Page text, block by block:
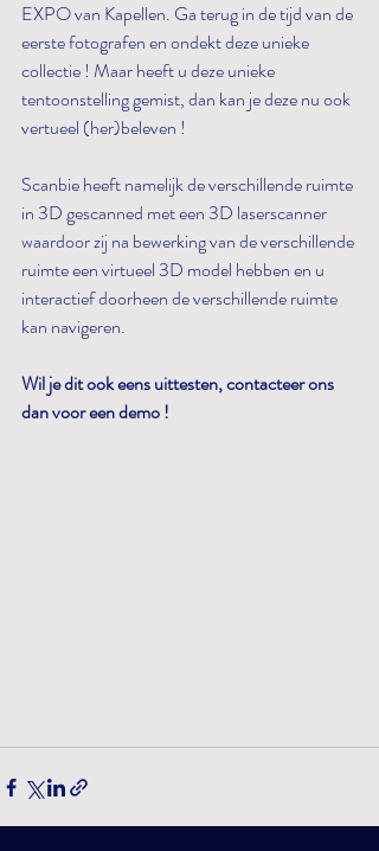
EXPO van Kapellen. Ga terug in de tijd van de
eerste fotografen en ondekt deze unieke
collectie ! Maar heeft u deze unieke
tentoonstelling gemist, dan kan je deze nu ook
vertueel (her)beleven !
Scanbie heeft namelijk de verschillende ruimte
in 3D gescanned met een 3D laserscanner
waardoor zij na bewerking van de verschillende
ruimte een virtueel 3D model hebben en u
interactief doorheen de verschillende ruimte
kan navigeren.
Wil je dit ook eens uittesten, contacteer ons
dan voor een demo !